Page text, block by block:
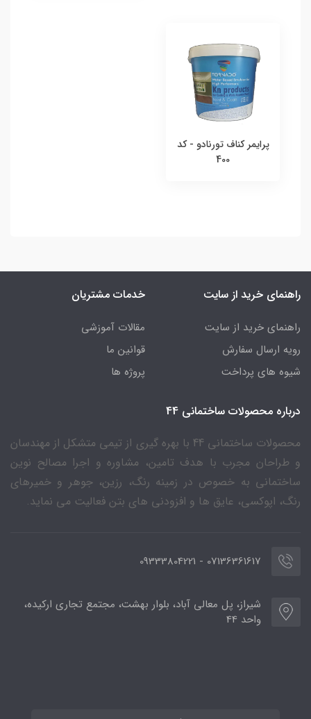
پرایمر کناف تورنادو - کد
400
راهنمای خرید از سایت
راهنمای خرید از سایت
رویه ارسال سفارش
شیوه های پرداخت
خدمات مشتریان
مقالات آموزشی
قوانین ما
پروژه ها
درباره محصولات ساختمانی 44
محصولات ساختمانی 44 با بهره گیری از تیمی متشکل از مهندسان
و طراحان مجرب با هدف تامین، مشاوره و اجرا مصالح نوین
ساختمانی به خصوص در زمینه رنگ، رزین، جوهر و خمیرهای
رنگ، اپوکسی، عایق ها و افزودنی های بتن فعالیت می نماید.
07136361617 - 09333804221
شیراز، پل معالی آباد، بلوار بهشت، مجتمع تجاری ارکیده،
واحد 44